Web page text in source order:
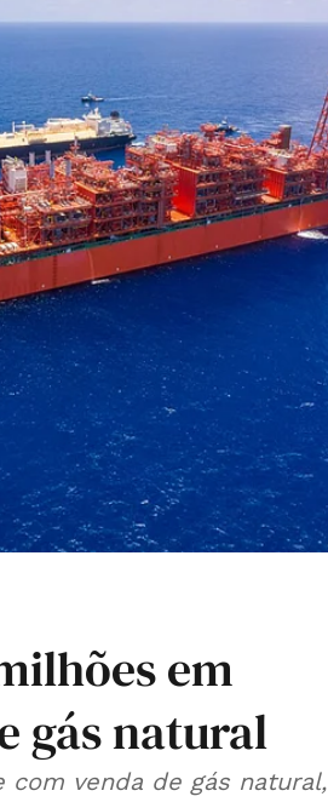
em
gás natural
venda de gás natural,